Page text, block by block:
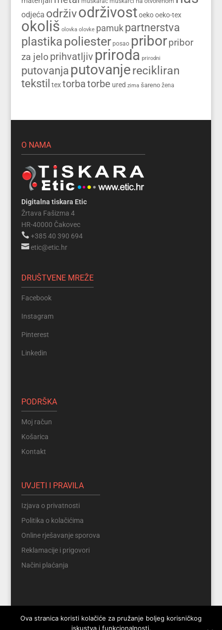
odjeća održivodrživost oeko oeko-tex
okoliš olovka olovke pamuk partnerstva
plastikapoliester posao priborpribor
za jelo prihvatljiv priroda prirodni
putovanja putovanjerecikliran
tekstil tex torbatorbe ured zima šareno žena
O NAMA
Digitalna tiskara Etic
Žrtava Fašizma 4
HR-40000 Čakovec
+385 40 390 694
etic@etic.hr
DRUŠTVENE MREŽE
Facebook
Instagram
Pinterest
Linkedin
PODRŠKA
Moj račun
Košarica
Kontakt
UVJETI I PRAVILA
Izjava o privatnosti
Politika o kolačićima
Online rješavanje sporova
Reklamacije i prigovori
Načini plaćanja
Ova stranica koristi kolačiće za pružanje boljeg korisničkog
iskustva i funkcionalnosti.